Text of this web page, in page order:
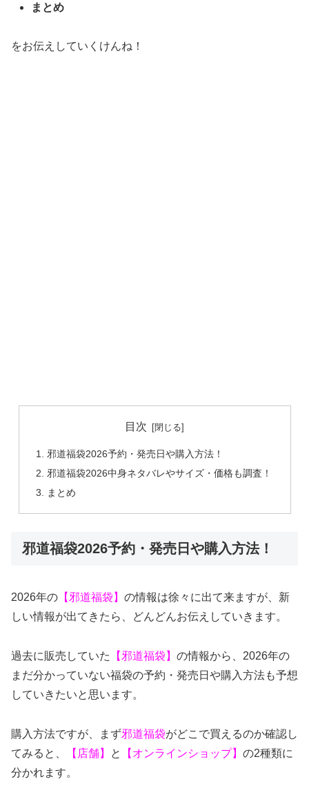
まとめ
をお伝えしていくけんね！
目次
邪道福袋2026予約・発売日や購入方法！
邪道福袋2026中身ネタバレやサイズ・価格も調査！
まとめ
邪道福袋2026予約・発売日や購入方法！
2026年の 【邪道福袋】 の情報は徐々に出て来ますが、新
しい情報が出てきたら、どんどんお伝えしていきます。
過去に販売していた 【邪道福袋】 の情報から、2026年の
まだ分かっていない福袋の予約・発売日や購入方法も予想
していきたいと思います。
購入方法ですが、まず邪道福袋がどこで買えるのか確認し
てみると、
【店舗】 と 【オンラインショップ】 の2種類に
分かれます。